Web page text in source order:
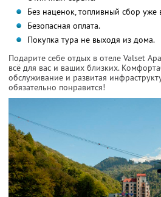
Без наценок, топливный сбор уже
Безопасная оплата.
Покупка тура не выходя из дома.
Подарите себе отдых в отеле Valset
всё для вас и ваших близких.
обслуживание и развитая
обязательно понравится!